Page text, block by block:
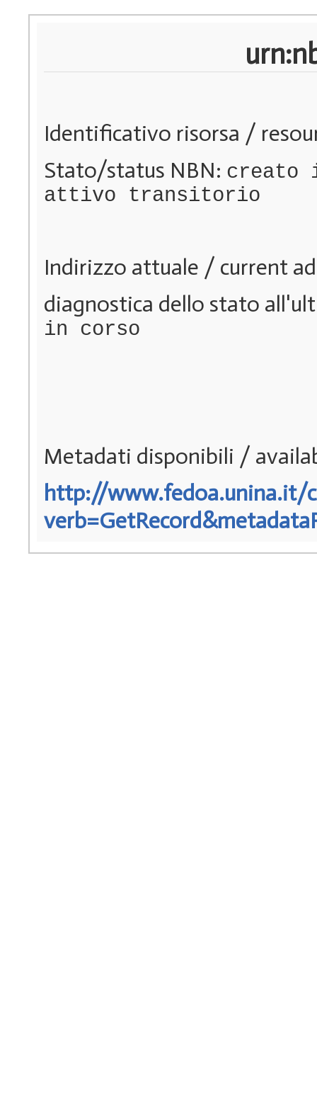
Identificativo risorsa /
Stato/status NBN: creato
attivo transitorio
Indirizzo attuale / current
diagnostica dello stato
in corso
Metadati disponibili /
http://www.fedoa.unina.it/